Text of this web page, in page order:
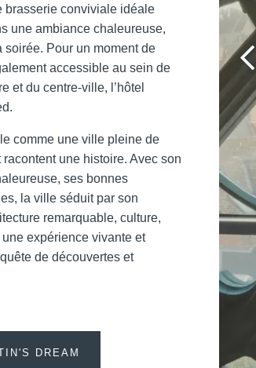
brasserie conviviale idéale
une ambiance chaleureuse,
soirée. Pour un moment de
accessible au sein de
et du centre-ville, l’hôtel
comme une ville pleine de
une histoire. Avec son
ses bonnes
la ville séduit par son
remarquable, culture,
expérience vivante et
de découvertes et
DREAM